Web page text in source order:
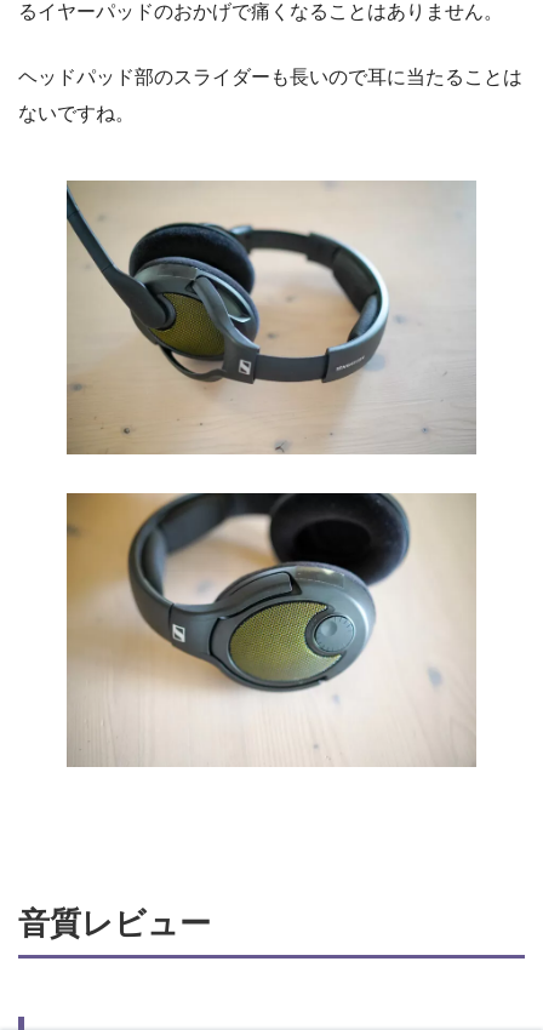
るイヤーパッドのおかげで痛くなることはありません。
ヘッドパッド部のスライダーも長いので耳に当たることは
ないですね。
音質レビュー